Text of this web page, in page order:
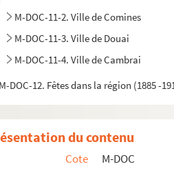
M-DOC-11-2. Ville de Comines
M-DOC-11-3. Ville de Douai
M-DOC-11-4. Ville de Cambrai
M-DOC-12. Fêtes dans la région (1885 -
du contenu
Cote
M-DOC